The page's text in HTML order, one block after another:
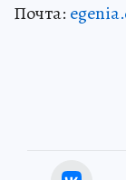
Почта: